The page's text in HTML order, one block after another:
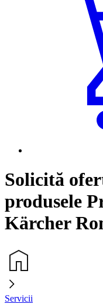
Solicită
produsele
Kärcher
Servicii